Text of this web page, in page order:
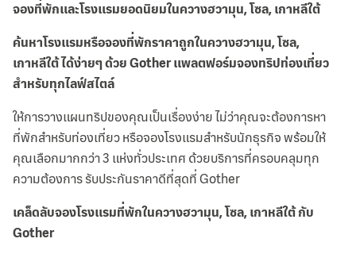
จองที่พักและโรงแรมยอดนิยมในควางฮวามุน, โซล, เกาหลีใต้
ค้นหาโรงแรมหรือจองที่พักราคาถูกในควางฮวามุน, โซล,
เกาหลีใต้ ได้ง่ายๆ ด้วย Gother แพลตฟอร์มจองทริปท่องเที่ยว
สำหรับทุกไลฟ์สไตล์
ให้การวางแผนทริปของคุณเป็นเรื่องง่าย ไม่ว่าคุณจะต้องการหา
ที่พักสำหรับท่องเที่ยว หรือจองโรงแรมสำหรับนักธุรกิจ พร้อมให้
คุณเลือกมากกว่า 3 แห่งทั่วประเทศ ด้วยบริการที่ครอบคลุมทุก
ความต้องการ รับประกันราคาดีที่สุดที่ Gother
เคล็ดลับจองโรงแรมที่พักในควางฮวามุน, โซล, เกาหลีใต้ กับ
Gother